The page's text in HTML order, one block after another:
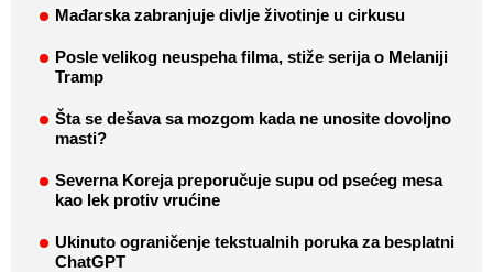
Mađarska zabranjuje divlje životinje u cirkusu
Posle velikog neuspeha filma, stiže serija o Melaniji
Tramp
Šta se dešava sa mozgom kada ne unosite dovoljno
masti?
Severna Koreja preporučuje supu od psećeg mesa
kao lek protiv vrućine
Ukinuto ograničenje tekstualnih poruka za besplatni
ChatGPT